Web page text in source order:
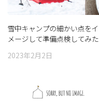
雪中キャンプの細かい点をイ
メージして準備点検してみた
2023年2月2日